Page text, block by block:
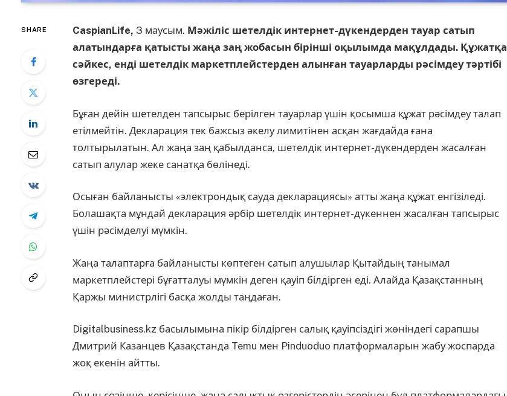
SHARE CaspianLife, 3 маусым. Мәжіліс шетелдік интернет-дүкендерден тауар сатып
алатындарға қатысты жаңа заң жобасын бірінші оқылымда мақұлдады. Құжатқа
сәйкес, енді шетелдік маркетплейстерден алынған тауарларды рәсімдеу тәртібі
өзгереді.
Бұған дейін шетелден тапсырыс берілген тауарлар үшін қосымша құжат рәсімдеу талап
етілмейтін. Декларация тек бажсыз әкелу лимитінен асқан жағдайда ғана
толтырылатын. Ал жаңа заң қабылданса, шетелдік интернет-дүкендерден жасалған
сатып алулар жеке санатқа бөлінеді.
Осыған байланысты «электрондық сауда декларациясы» атты жаңа құжат енгізіледі.
Болашақта мұндай декларация әрбір шетелдік интернет-дүкеннен жасалған тапсырыс
үшін рәсімделуі мүмкін.
Жаңа талаптарға байланысты көптеген сатып алушылар Қытайдың танымал
маркетплейстері бұғатталуы мүмкін деген қауіп білдірген еді. Алайда Қазақстанның
Қаржы министрлігі басқа жолды таңдаған.
Digitalbusiness.kz басылымына пікір білдірген салық қауіпсіздігі жөніндегі сарапшы
Дмитрий Казанцев Қазақстанда Temu мен Pinduoduo платформаларын жабу жоспарда
жоқ екенін айтты.